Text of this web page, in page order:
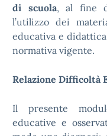
di scuola, al fine
l’utilizzo dei
educativa e
normativa vigente.
Relazione Difficoltà
Il presente
educative e